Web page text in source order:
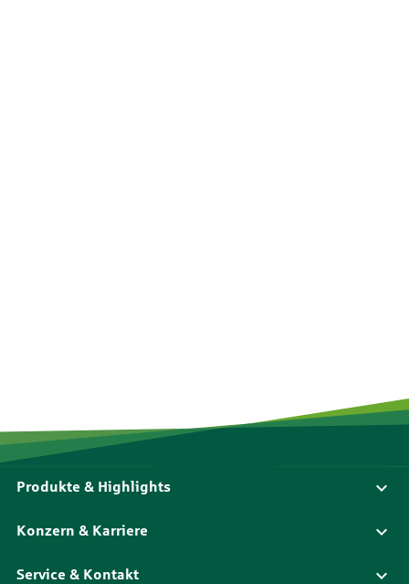
Produkte & Highlights
Konzern & Karriere
Service & Kontakt